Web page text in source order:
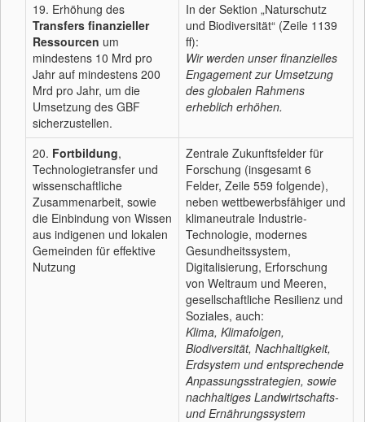
19. Erhöhung des
Transfers finanzieller
Ressourcen um
mindestens 10 Mrd pro
Jahr auf mindestens 200
Mrd pro Jahr, um die
Umsetzung des GBF
sicherzustellen.
In der Sektion „Naturschutz
und Biodiversität“ (Zeile 1139
ff):
Wir werden unser finanzielles
Engagement zur Umsetzung
des globalen Rahmens
erheblich erhöhen.
20. Fortbildung,
Technologietransfer und
wissenschaftliche
Zusammenarbeit, sowie
die Einbindung von Wissen
aus indigenen und lokalen
Gemeinden für effektive
Nutzung
Zentrale Zukunftsfelder für
Forschung (insgesamt 6
Felder, Zeile 559 folgende),
neben wettbewerbsfähiger und
klimaneutrale Industrie-
Technologie, modernes
Gesundheitssystem,
Digitalisierung, Erforschung
von Weltraum und Meeren,
gesellschaftliche Resilienz und
Soziales, auch:
Klima, Klimafolgen,
Biodiversität, Nachhaltigkeit,
Erdsystem und entsprechende
Anpassungsstrategien, sowie
nachhaltiges Landwirtschafts-
und Ernährungssystem